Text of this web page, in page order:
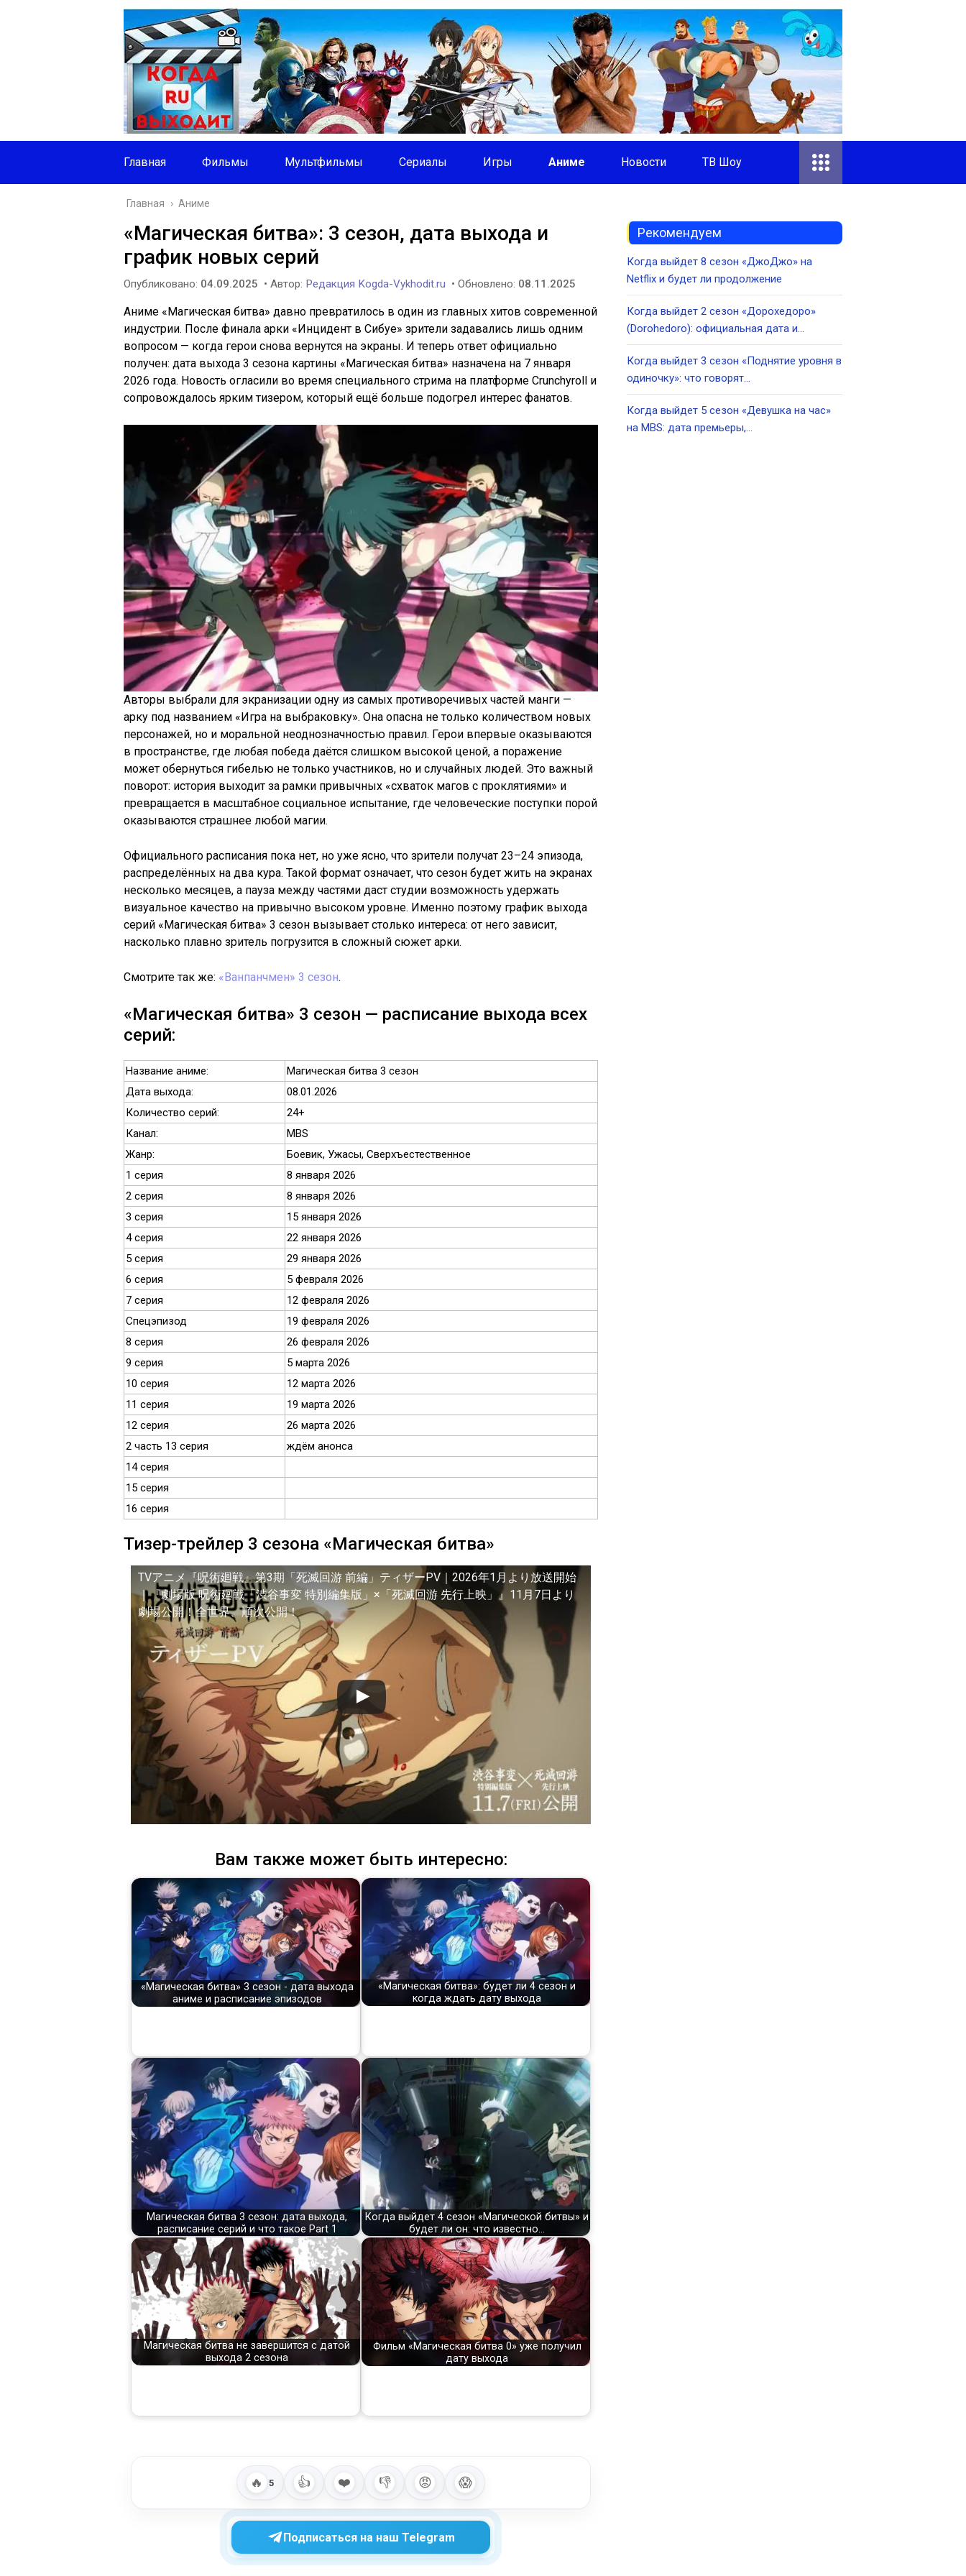
Главная Фильмы Мультфильмы Сериалы Игры Аниме Новости ТВ Шоу
Главная › Аниме
«Магическая битва»: 3 сезон, дата выхода и
график новых серий
Опубликовано: 04.09.2025 • Автор: Редакция Kogda-Vykhodit.ru • Обновлено: 08.11.2025
Аниме «Магическая битва» давно превратилось в один из главных хитов современной
индустрии. После финала арки «Инцидент в Сибуе» зрители задавались лишь одним
вопросом — когда герои снова вернутся на экраны. И теперь ответ официально
получен: дата выхода 3 сезона картины «Магическая битва» назначена на 7 января
2026 года. Новость огласили во время специального стрима на платформе Crunchyroll и
сопровождалось ярким тизером, который ещё больше подогрел интерес фанатов.
Авторы выбрали для экранизации одну из самых противоречивых частей манги —
арку под названием «Игра на выбраковку». Она опасна не только количеством новых
персонажей, но и моральной неоднозначностью правил. Герои впервые оказываются
в пространстве, где любая победа даётся слишком высокой ценой, а поражение
может обернуться гибелью не только участников, но и случайных людей. Это важный
поворот: история выходит за рамки привычных «схваток магов с проклятиями» и
превращается в масштабное социальное испытание, где человеческие поступки порой
оказываются страшнее любой магии.
Официального расписания пока нет, но уже ясно, что зрители получат 23–24 эпизода,
распределённых на два кура. Такой формат означает, что сезон будет жить на экранах
несколько месяцев, а пауза между частями даст студии возможность удержать
визуальное качество на привычно высоком уровне. Именно поэтому график выхода
серий «Магическая битва» 3 сезон вызывает столько интереса: от него зависит,
насколько плавно зритель погрузится в сложный сюжет арки.
Смотрите так же: «Ванпанчмен» 3 сезон.
«Магическая битва» 3 сезон — расписание выхода всех
серий:
Название аниме:
Магическая битва 3 сезон
Дата выхода:
08.01.2026
Количество серий:
24+
Канал:
MBS
Жанр:
Боевик, Ужасы, Сверхъестественное
1 серия
8 января 2026
2 серия
8 января 2026
3 серия
15 января 2026
4 серия
22 января 2026
5 серия
29 января 2026
6 серия
5 февраля 2026
7 серия
12 февраля 2026
Спецэпизод
19 февраля 2026
8 серия
26 февраля 2026
9 серия
5 марта 2026
10 серия
12 марта 2026
11 серия
19 марта 2026
12 серия
26 марта 2026
2 часть 13 серия
ждём анонса
14 серия
15 серия
16 серия
Тизер-трейлер 3 сезона «Магическая битва»
TVアニメ『呪術廻戦』第3期「死滅回游 前編」ティザーPV｜2026年1月より放送開始
｜『劇場版 呪術廻戦「渋谷事変 特別編集版」×「死滅回游 先行上映」』11月7日より
劇場公開！全世界、順次公開！
Вам также может быть интересно:
«Магическая битва» 3 сезон - дата выхода
аниме и расписание эпизодов
«Магическая битва»: будет ли 4 сезон и
когда ждать дату выхода
Магическая битва 3 сезон: дата выхода,
расписание серий и что такое Part 1
Когда выйдет 4 сезон «Магической битвы» и
будет ли он: что известно…
Магическая битва не завершится с датой
выхода 2 сезона
Фильм «Магическая битва 0» уже получил
дату выхода
🔥 5 👍 ❤️ 👎 😡 😱
Подписаться на наш Telegram
Рекомендуем
Когда выйдет 8 сезон «ДжоДжо» на
Netflix и будет ли продолжение
Когда выйдет 2 сезон «Дорохедоро»
(Dorohedoro): официальная дата и…
Когда выйдет 3 сезон «Поднятие уровня в
одиночку»: что говорят…
Когда выйдет 5 сезон «Девушка на час»
на MBS: дата премьеры,…